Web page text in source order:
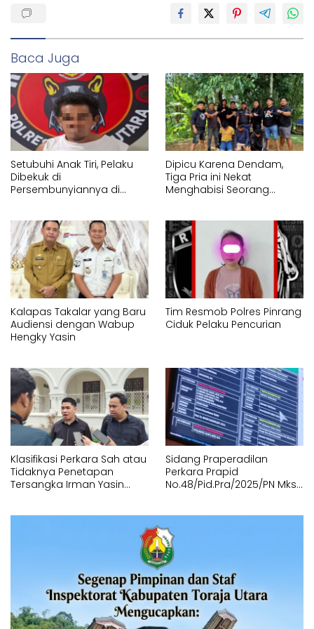
Baca Juga
Setubuhi Anak Tiri, Pelaku
Dibekuk di
Persembunyiannya di
Dipicu Karena Dendam,
Tiga Pria ini Nekat
Menghabisi Seorang
Kalapas Takalar yang Baru
Audiensi dengan Wabup
Hengky Yasin
Tim Resmob Polres Pinrang
Ciduk Pelaku Pencurian
Klasifikasi Perkara Sah atau
Tidaknya Penetapan
Tersangka Irman Yasin
Sidang Praperadilan
Perkara Prapid
No.48/Pid.Pra/2025/PN Mks